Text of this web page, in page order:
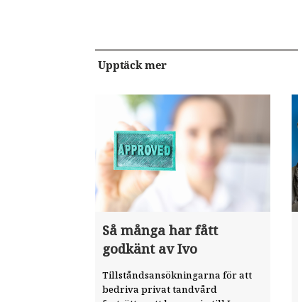
Upptäck mer
Så många har fått
godkänt av Ivo
Tillståndsansökningarna för att
bedriva privat tandvård